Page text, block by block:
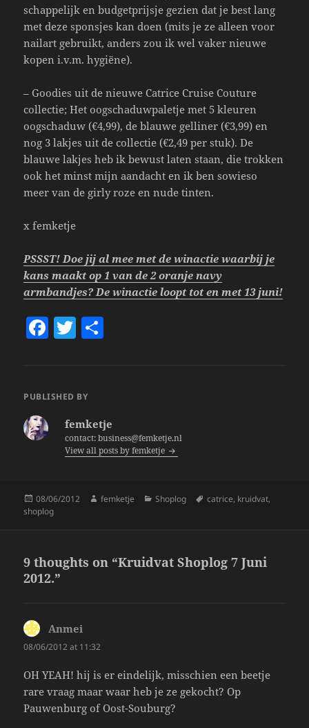
schappelijk en budgetprijsje gezien dat je best lang
met deze sponsjes kan doen (mits je ze alleen voor
nailart gebruikt, anders zou ik wel vaker nieuwe
kopen i.v.m. hygiëne).
– Goodies uit de nieuwe Catrice Cruise Couture
collectie; Het oogschaduwpaletje met 5 kleuren
oogschaduw (€4,99), de blauwe gelliner (€3,99) en
nog 3 lakjes uit de collectie (€2,49 per stuk). De
blauwe lakjes heb ik bewust laten staan, die trokken
ook het minst mijn aandacht en ik ben sowieso
meer van de girly roze en nude tinten.
x femketje
PSSST! Doe jij al mee met de winactie waarbij je
kans maakt op 1 van de 2 oranje navy
armbandjes? De winactie loopt tot en met 13 juni!
F
e
T
er
PUBLISHED BY
femketje
contact: business@femketje.nl
View all posts by femketje
Posted
on
08/06/2012 Author
femketje Categories
Shoplog Tags
catrice, kruidvat,
shoplog
9 thoughts on “Kruidvat Shoplog 7 Juni
2012.”
Anmei
08/06/2012 at 11:32
OH YEAH! hij is er eindelijk, misschien een beetje
rare vraag maar waar heb je ze gekocht? Op
Pauwenburg of Oost-Souburg?